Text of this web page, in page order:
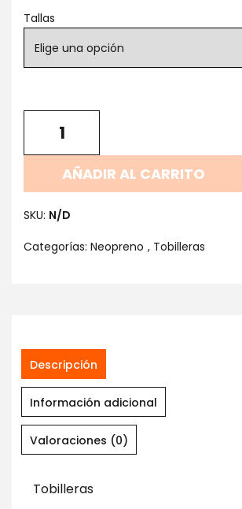
Tallas
AÑADIR AL CARRITO
SKU: N/D
Categorías: Neopreno , Tobilleras
Descripción
Información adicional
Valoraciones (0)
Tobilleras